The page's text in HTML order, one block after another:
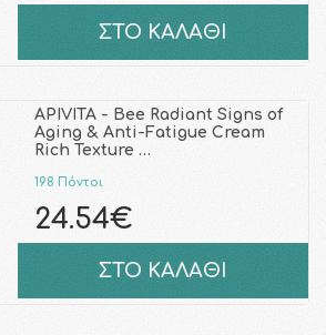
ΣΤΟ ΚΑΛΑΘΙ
APIVITA - Bee Radiant Signs of
Aging & Anti-Fatigue Cream
Rich Texture …
198 Πόντοι
24.54€
ΣΤΟ ΚΑΛΑΘΙ